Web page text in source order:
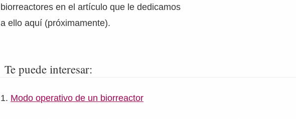
biorreactores en el artículo que le dedicamos
a ello aquí (próximamente).
Te puede interesar:
Modo operativo de un biorreactor